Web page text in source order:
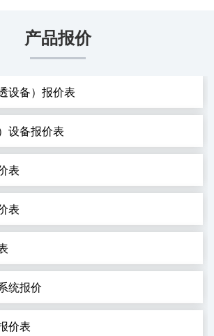
产品报价
设备）报价表
设备报价表
表
表
统报价
价表